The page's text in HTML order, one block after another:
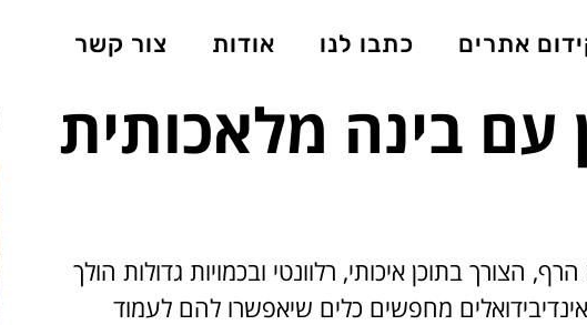
אתרים כתבו לנו אודות צור קשר
עם בינה מלאכותית
הצורך בתוכן איכותי, רלוונטי ובכמויות גדולות הולך
אינדיבידואלים מחפשים כלים שיאפשרו להם לעמוד